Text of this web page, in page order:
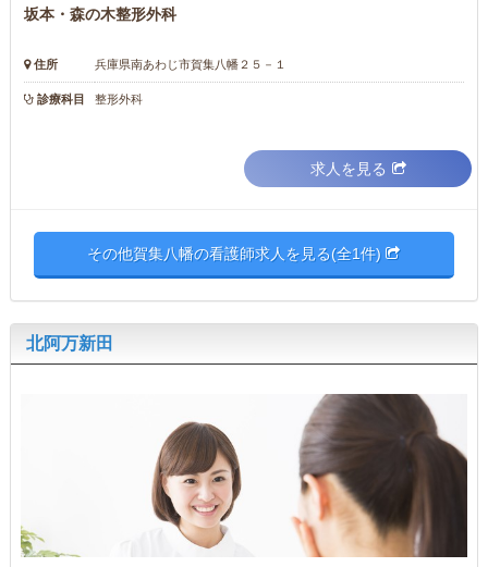
坂本・森の木整形外科
住所 兵庫県南あわじ市賀集八幡２５－１
診療科目 整形外科
求人を見る
その他賀集八幡の看護師求人を見る(全1件)
北阿万新田